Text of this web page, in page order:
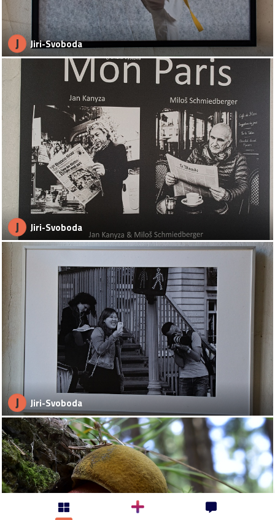
J Jiri-Svoboda
J Jiri-Svoboda
J Jiri-Svoboda